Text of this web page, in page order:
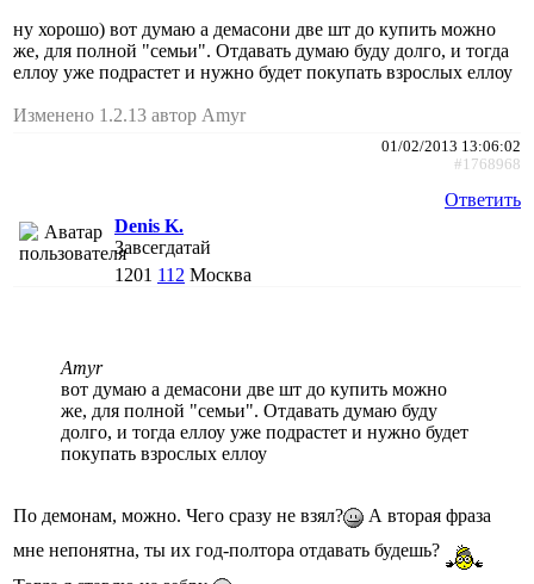
ну хорошо) вот думаю а демасони две шт до купить можно
же, для полной "семьи". Отдавать думаю буду долго, и тогда
еллоу уже подрастет и нужно будет покупать взрослых еллоу
Изменено 1.2.13 автор Amyr
01/02/2013 13:06:02
#1768968
Ответить
Denis K.
Завсегдатай
1201 112 Москва
Amyr
вот думаю а демасони две шт до купить можно
же, для полной "семьи". Отдавать думаю буду
долго, и тогда еллоу уже подрастет и нужно будет
покупать взрослых еллоу
По демонам, можно. Чего сразу не взял?
А вторая фраза
мне непонятна, ты их год-полтора отдавать будешь?